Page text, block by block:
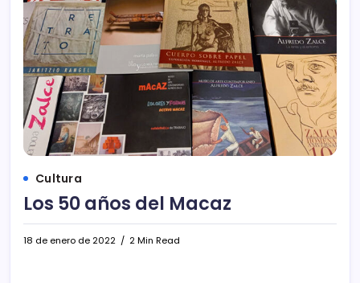
Cultura
Los 50 años del Macaz
18 de enero de 2022 2 Min Read